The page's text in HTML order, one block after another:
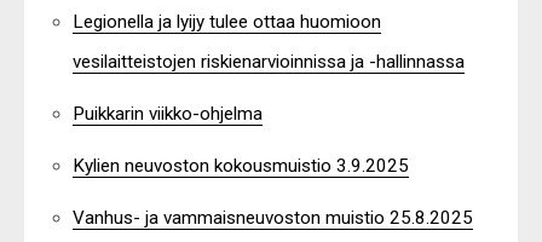
Legionella ja lyijy tulee ottaa huomioon
vesilaitteistojen riskienarvioinnissa ja -hallinnassa
Puikkarin viikko-ohjelma
Kylien neuvoston kokousmuistio 3.9.2025
Vanhus- ja vammaisneuvoston muistio 25.8.2025